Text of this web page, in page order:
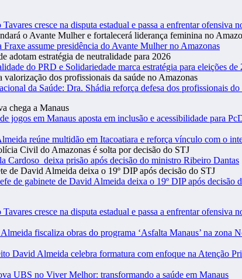
cresce na disputa estadual e passa a enfrentar ofensiva
Fraxe assume presidência do Avante Mulher no Amazonas
do PRD e Solidariedade marca estratégia para eleições de
da Saúde: Dra. Shádia reforça defesa dos profissionais do
jogos em Manaus aposta em inclusão e acessibilidade para
reúne multidão em Itacoatiara e reforça vínculo com o
Cardoso deixa prisão após decisão do ministro Ribeiro Dantas
de gabinete de David Almeida deixa o 19º DIP após decisão
cresce na disputa estadual e passa a enfrentar ofensiva
fiscaliza obras do programa ‘Asfalta Manaus’ na zona
David Almeida celebra formatura com enfoque na Atenção
UBS no Viver Melhor: transformando a saúde em Manaus